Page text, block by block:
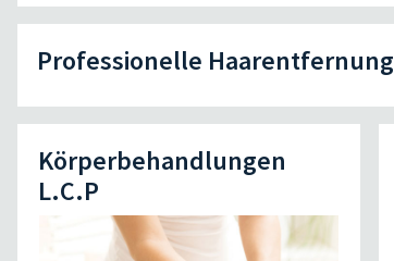
Professionelle Haarentfernung
Körperbehandlungen
L.C.P